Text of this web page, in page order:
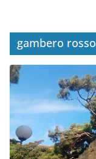
gambero rosso